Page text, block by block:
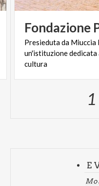
Fondazione
Presieduta da
un'istituzione
cultura
1